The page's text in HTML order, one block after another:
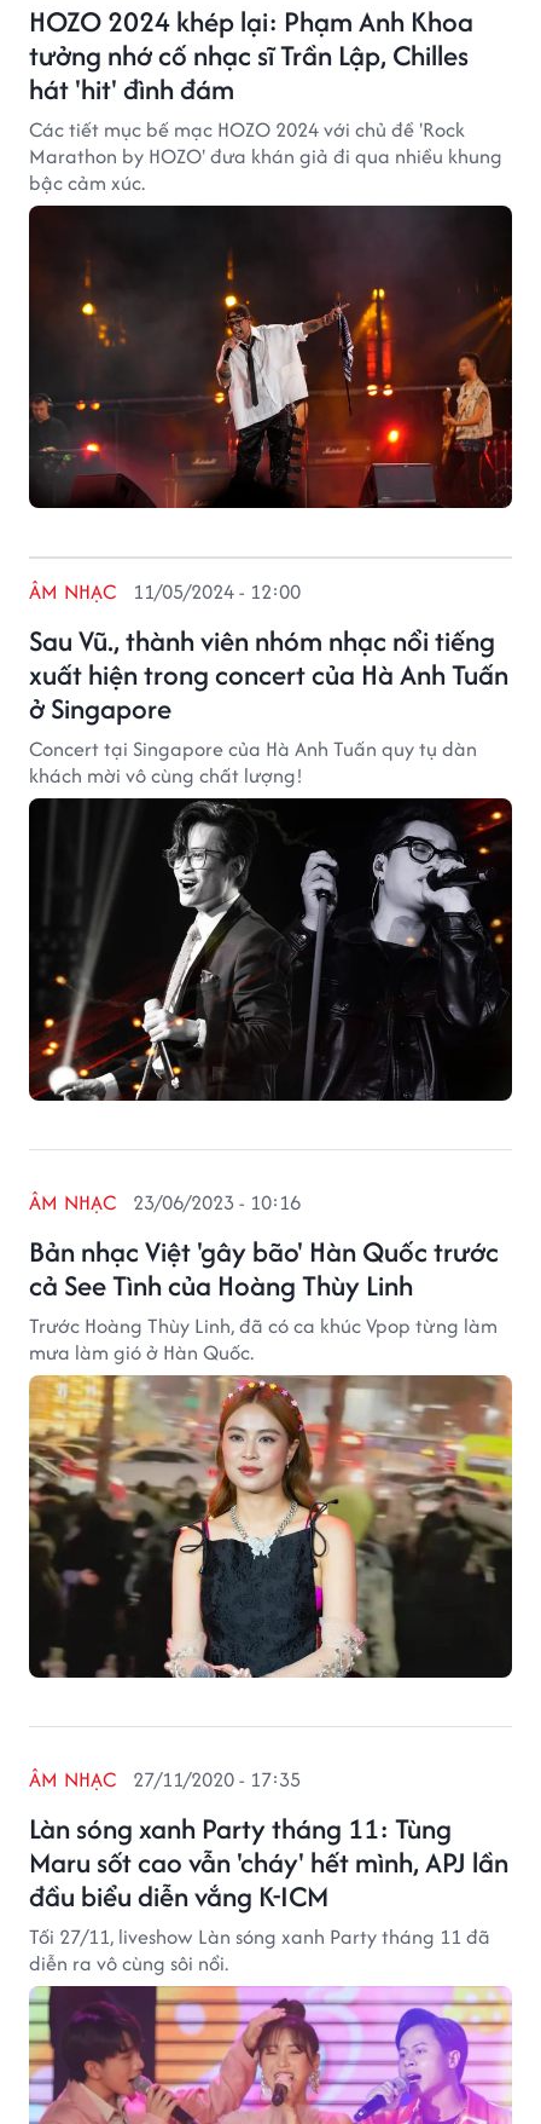
HOZO 2024 khép lại: Phạm Anh Khoa
tưởng nhớ cố nhạc sĩ Trần Lập, Chilles
hát 'hit' đình đám
Các tiết mục bế mạc HOZO 2024 với chủ đề 'Rock
Marathon by HOZO' đưa khán giả đi qua nhiều khung
bậc cảm xúc.
Sau Vũ., thành viên nhóm nhạc nổi tiếng
xuất hiện trong concert của Hà Anh Tuấn
ở Singapore
ÂM NHẠC 11/05/2024 - 12:00
Concert tại Singapore của Hà Anh Tuấn quy tụ dàn
khách mời vô cùng chất lượng!
Bản nhạc Việt 'gây bão' Hàn Quốc trước
cả See Tình của Hoàng Thùy Linh
ÂM NHẠC 23/06/2023 - 10:16
Trước Hoàng Thùy Linh, đã có ca khúc Vpop từng làm
mưa làm gió ở Hàn Quốc.
Làn sóng xanh Party tháng 11: Tùng
Maru sốt cao vẫn 'cháy' hết mình, APJ lần
đầu biểu diễn vắng K-ICM
ÂM NHẠC 27/11/2020 - 17:35
Tối 27/11, liveshow Làn sóng xanh Party tháng 11 đã
diễn ra vô cùng sôi nổi.